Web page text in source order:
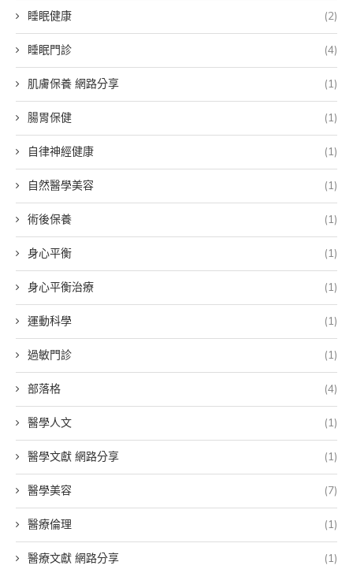
睡眠健康 (2)
睡眠門診 (4)
肌膚保養 網路分享 (1)
腸胃保健 (1)
自律神經健康 (1)
自然醫學美容 (1)
術後保養 (1)
身心平衡 (1)
身心平衡治療 (1)
運動科學 (1)
過敏門診 (1)
部落格 (4)
醫學人文 (1)
醫學文獻 網路分享 (1)
醫學美容 (7)
醫療倫理 (1)
醫療文獻 網路分享 (1)